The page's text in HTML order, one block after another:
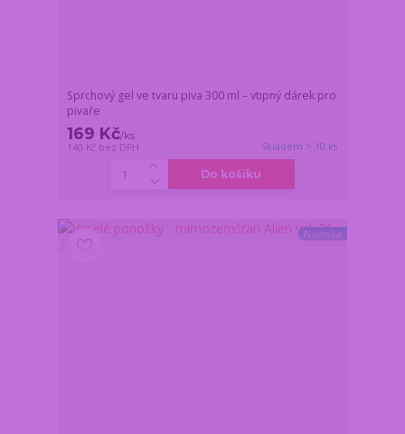
Sprchový gel ve tvaru piva 300 ml – vtipný dárek pro
pivaře
169 Kč/ks
140 Kč bez DPH Skladem > 10 ks
Do košíku
Novinka